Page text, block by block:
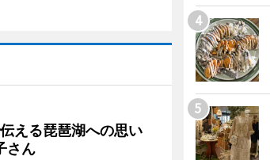
える琵琶湖への思い
さん